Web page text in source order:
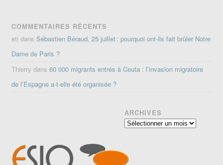
COMMENTAIRES RÉCENTS
eti dansSébastien Béraud, 25 juillet : pourquoi ont-ils fait brûler Notre
Dame de Paris ?
Thierry dans60 000 migrants entrés à Ceuta : l’invasion migratoire
de l’Espagne a-t-elle été organisée ?
ARCHIVES
Archives